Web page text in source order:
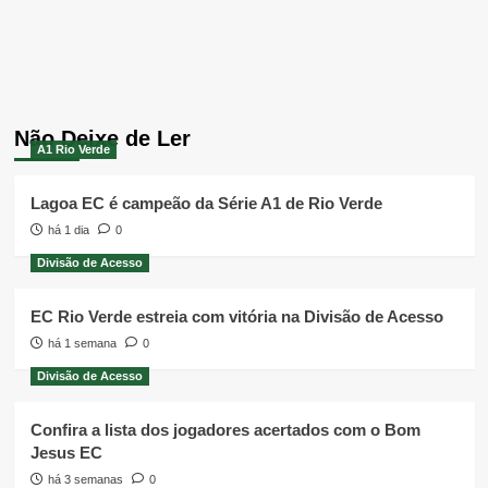
Não Deixe de Ler
A1 Rio Verde
Lagoa EC é campeão da Série A1 de Rio Verde
há 1 dia 0
Divisão de Acesso
EC Rio Verde estreia com vitória na Divisão de Acesso
há 1 semana 0
Divisão de Acesso
Confira a lista dos jogadores acertados com o Bom
Jesus EC
há 3 semanas 0